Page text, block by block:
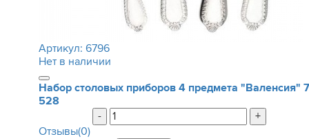
Артикул: 6796
Нет в наличии
Набор столовых приборов 4 предмета "Валенсия"
528
-
+
Отзывы(0)